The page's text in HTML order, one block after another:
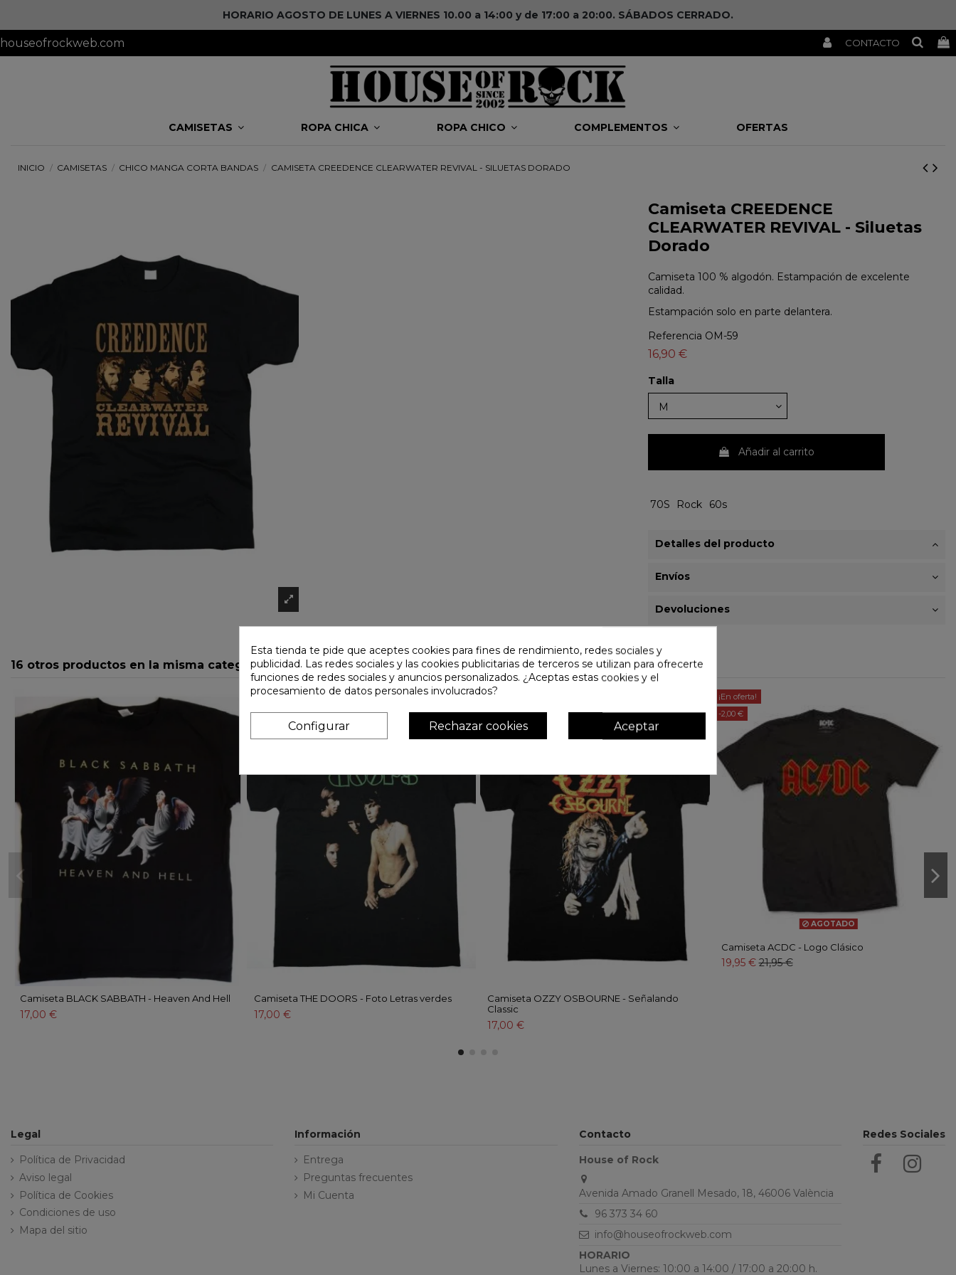
HORARIO AGOSTO DE LUNES A VIERNES 10.00 a 14:00 y de 17:00 a 20:00. SÁBADOS CERRADO.
houseofrockweb.com CONTACTO
CAMISETAS ROPA CHICA ROPA CHICO COMPLEMENTOS OFERTAS
INICIO CAMISETAS CHICO MANGA CORTA BANDAS CAMISETA CREEDENCE CLEARWATER REVIVAL - SILUETAS DORADO
Camiseta CREEDENCE
CLEARWATER REVIVAL - Siluetas
Dorado
Camiseta 100 % algodón. Estampación de excelente
calidad.
Estampación solo en parte delantera.
Referencia OM-59
16,90 €
Talla
Añadir al carrito
70S Rock 60s
Detalles del producto
Envíos
Devoluciones
16 otros productos en la misma categoría:
Camiseta BLACK SABBATH - Heaven And Hell
17,00 €
Camiseta THE DOORS - Foto Letras verdes
17,00 €
Camiseta OZZY OSBOURNE - Señalando
Classic
17,00 €
¡En oferta!
-2,00 €
AGOTADO
Camiseta ACDC - Logo Clásico
19,95 €21,95 €
Legal
Política de Privacidad
Aviso legal
Política de Cookies
Condiciones de uso
Mapa del sitio
Información
Entrega
Preguntas frecuentes
Mi Cuenta
Contacto
House of Rock
Avenida Amado Granell Mesado, 18, 46006 València
96 373 34 60
info@houseofrockweb.com
HORARIO
Lunes a Viernes: 10:00 a 14:00 / 17:00 a 20:00 h.
Redes Sociales
Esta tienda te pide que aceptes cookies para fines de rendimiento, redes sociales y
publicidad. Las redes sociales y las cookies publicitarias de terceros se utilizan para ofrecerte
funciones de redes sociales y anuncios personalizados. ¿Aceptas estas cookies y el
procesamiento de datos personales involucrados?
Aceptar
Rechazar cookies
Configurar